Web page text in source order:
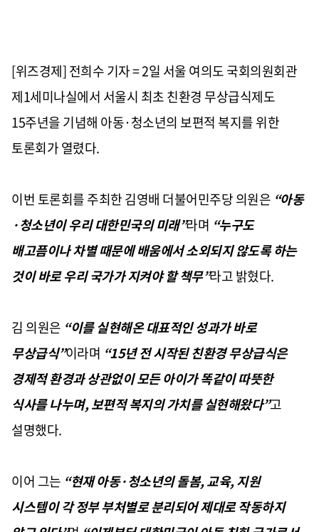
[위즈경제] 전희수 기자 =2일 서울 여의도 국회의원회관
제1세미나실에서 서울시 최초 친환경 무상급식제도
15주년을 기념해 아동·청소년의 보편적 복지를 위한
토론회가 열렸다.
이번 토론회를 주최한 김영배 더불어민주당 의원은 “아동
·청소년이 우리 대한민국의 미래”라며 “누구도
배고픔이나 차별 때문에 배움에서 소외되지 않도록 하는
것이 바로 우리 국가가 지켜야 할 책무”라고 밝혔다.
김 의원은 “이를 실현해온 대표적인 성과가 바로
무상급식”이라며 “15년 전 시작된 친환경 무상급식은
경제적 환경과 상관없이 모든 아이가 똑같이 따뜻한
식사를 나누며,보편적 복지의 가치를 실현해왔다”고
설명했다.
이어 그는 “현재 아동·청소년의 돌봄,교육,지원
시스템이 각 정부 부처별로 분리되어 제대로 작동하지